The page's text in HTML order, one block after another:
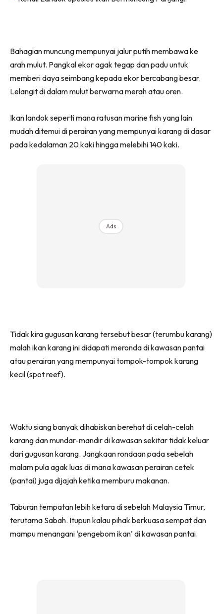
Bahagian muncung mempunyai jalur putih membawa ke
arah mulut. Pangkal ekor agak tegap dan padu untuk
memberi daya seimbang kepada ekor bercabang besar.
Lelangit di dalam mulut berwarna merah atau oren.
Ikan landok seperti mana ratusan marine fish yang lain
mudah ditemui di perairan yang mempunyai karang di dasar
pada kedalaman 20 kaki hingga melebihi 140 kaki.
Ads
Tidak kira gugusan karang tersebut besar (terumbu karang)
malah ikan karang ini didapati meronda di kawasan pantai
atau perairan yang mempunyai tompok-tompok karang
kecil (spot reef).
Waktu siang banyak dihabiskan berehat di celah-celah
karang dan mundar-mandir di kawasan sekitar tidak keluar
dari gugusan karang. Jangkaan rondaan pada sebelah
malam pula agak luas di mana kawasan perairan cetek
(pantai) juga dijajah ketika memburu makanan.
Taburan tempatan lebih ketara di sebelah Malaysia Timur,
terutama Sabah. Itupun kalau pihak berkuasa sempat dan
mampu menangani ‘pengebom ikan’ di kawasan pantai.